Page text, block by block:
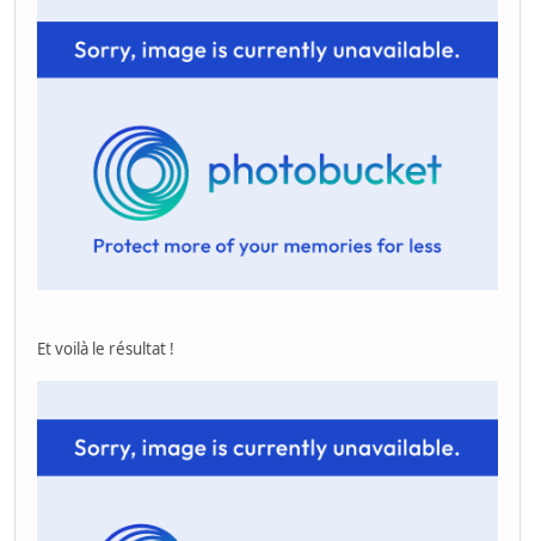
Et voilà le résultat !